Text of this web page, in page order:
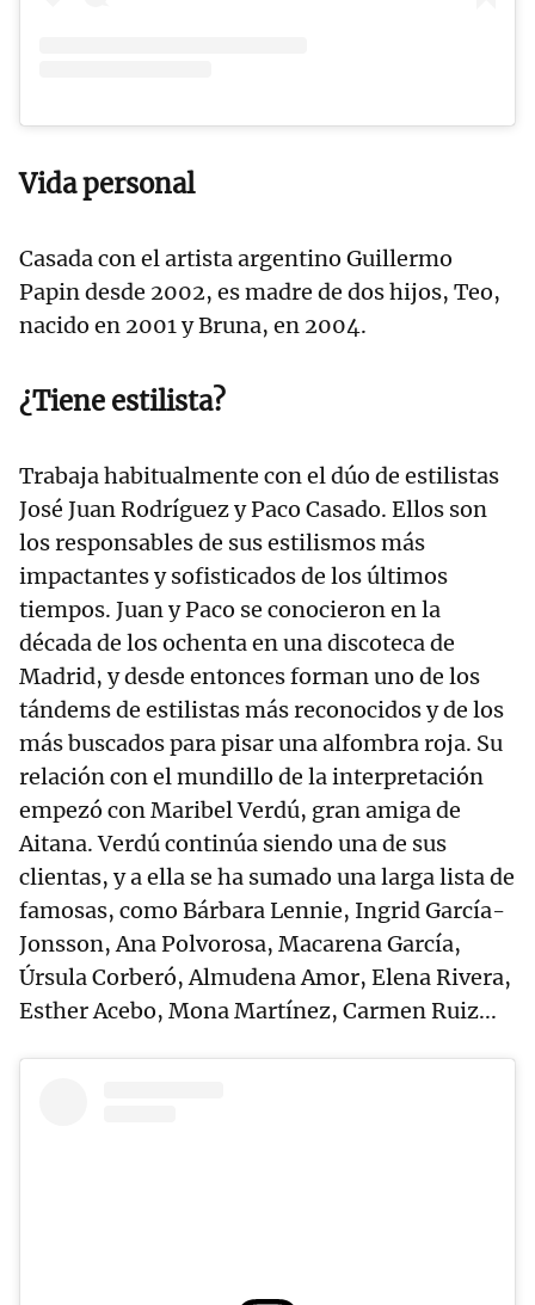
Vida personal
Casada con el artista argentino Guillermo
Papin desde 2002, es madre de dos hijos, Teo,
nacido en 2001 y Bruna, en 2004.
¿Tiene estilista?
Trabaja habitualmente con el dúo de estilistas
José Juan Rodríguez y Paco Casado. Ellos son
los responsables de sus estilismos más
impactantes y sofisticados de los últimos
tiempos. Juan y Paco se conocieron en la
década de los ochenta en una discoteca de
Madrid, y desde entonces forman uno de los
tándems de estilistas más reconocidos y de los
más buscados para pisar una alfombra roja. Su
relación con el mundillo de la interpretación
empezó con Maribel Verdú, gran amiga de
Aitana. Verdú continúa siendo una de sus
clientas, y a ella se ha sumado una larga lista de
famosas, como Bárbara Lennie, Ingrid García-
Jonsson, Ana Polvorosa, Macarena García,
Úrsula Corberó, Almudena Amor, Elena Rivera,
Esther Acebo, Mona Martínez, Carmen Ruiz...